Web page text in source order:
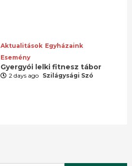
Aktualitások Egyházaink
Esemény
Gyergyói lelki fitnesz tábor
2 days ago Szilágysági Szó